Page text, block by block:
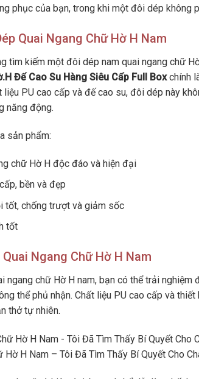
phục của bạn, trong khi một đôi dép
Quai Ngang Chữ Hờ H Nam
tìm kiếm một đôi dép nam quai ngang chữ
Đế Cao Su Hàng Siêu Cấp Full Boxchính
PU cao cấp và đế cao su, đôi dép này
năng động.
sản phẩm:
chữ Hờ H độc đáo và hiện đại
bền và đẹp
tốt, chống trượt và giảm sốc
tốt
Ngang Chữ Hờ H Nam
ngang chữ Hờ H nam, bạn có thể trải
thể phủ nhận. Chất liệu PU cao cấp và
thở tự nhiên.
Hờ H Nam – Tôi Đã Tìm Thấy Bí Quyết Cho